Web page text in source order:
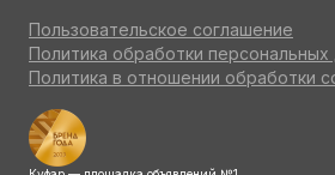
Пользовательское соглашение
Политика обработки персональных
Политика в отношении обработки